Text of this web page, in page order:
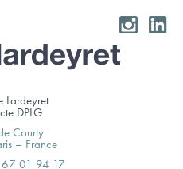
Skip
to
Lardeyret
DPLG
Courty
– France
67 01 94 17